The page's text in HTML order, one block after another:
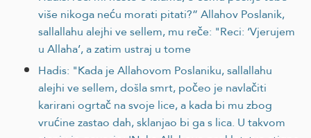
više nikoga neću morati pitati?” Allahov Poslanik,
sallallahu alejhi ve sellem, mu reče: "Reci: ‘Vjerujem
u Allaha’, a zatim ustraj u tome
Hadis: "Kada je Allahovom Poslaniku, sallallahu
alejhi ve sellem, došla smrt, počeo je navlačiti
karirani ogrtač na svoje lice, a kada bi mu zbog
vrućine zastao dah, sklanjao bi ga s lica. U takvom